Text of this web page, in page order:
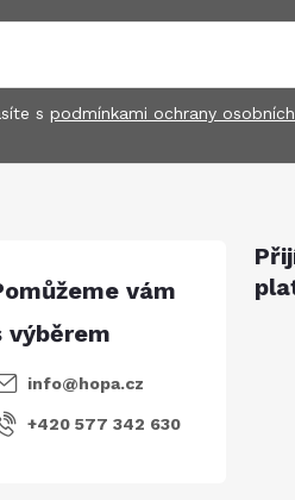
s podmínkami ochrany
info@hopa.cz
+420 577 342 630